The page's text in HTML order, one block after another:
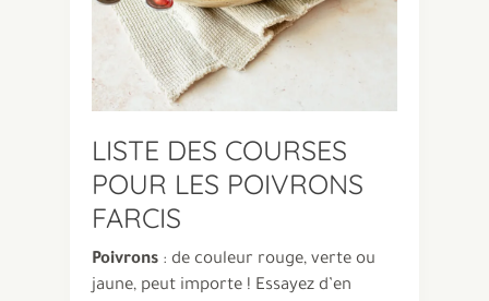
LISTE DES COURSES
POUR LES POIVRONS
FARCIS
Poivrons : de couleur rouge, verte ou
jaune, peut importe ! Essayez d’en